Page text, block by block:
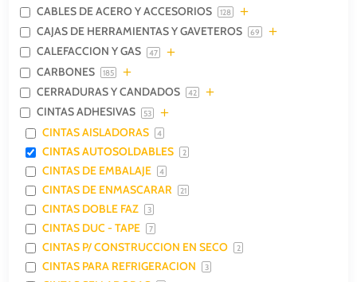
CABLES DE ACERO Y ACCESORIOS 128
CAJAS DE HERRAMIENTAS Y GAVETEROS 69
CALEFACCION Y GAS 47
CARBONES 185
CERRADURAS Y CANDADOS 42
CINTAS ADHESIVAS 53
CINTAS AISLADORAS 4
CINTAS AUTOSOLDABLES 2
CINTAS DE EMBALAJE 4
CINTAS DE ENMASCARAR 21
CINTAS DOBLE FAZ 3
CINTAS DUC - TAPE 7
CINTAS P/ CONSTRUCCION EN SECO 2
CINTAS PARA REFRIGERACION 3